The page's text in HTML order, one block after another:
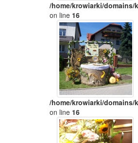
/home/krowiarki/
on line 16
/home/krowiarki/
on line 16